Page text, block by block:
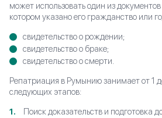
может использовать один из
котором указано его гражданство или
свидетельство о рождении;
свидетельство о браке;
свидетельство о смерти.
Репатриация в Румынию занимает от 1
следующих этапов:
Поиск доказательств и подготовка